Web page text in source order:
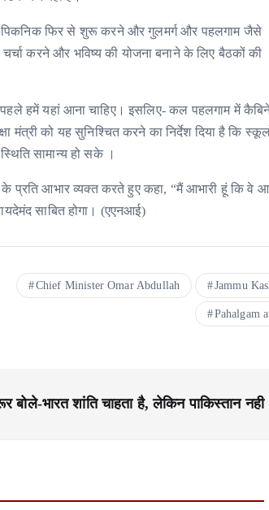
में पिकनिक फिर से शुरू करने और गुलमर्ग और पहलगाम जैसे
चर्चा करने और भविष्य की योजना बनाने के लिए बैठकों की
हमें यहां आना चाहिए। इसलिए- कल पहलगाम में
मंत्री को यह सुनिश्चित करने का निर्देश दिया है कि
सामान्य हो सके ।
प्रति आभार व्यक्त करते हुए कहा, “मैं आभारी हूं कि वे
साबित होगा। (एएनआई)
Chief Minister Omar Abdullah Jammu
Pahalgam
बोले-भारत शांति चाहता है, लेकिन पाकिस्तान नही